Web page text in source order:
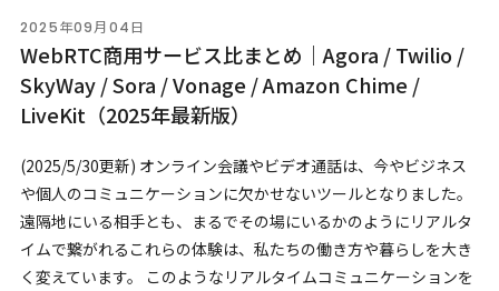
2025年09月04日
WebRTC商用サービス比まとめ｜Agora / Twilio /
SkyWay / Sora / Vonage / Amazon Chime /
LiveKit（2025年最新版）
(2025/5/30更新) オンライン会議やビデオ通話は、今やビジネス
や個人のコミュニケーションに欠かせないツールとなりました。
遠隔地にいる相手とも、まるでその場にいるかのようにリアルタ
イムで繋がれるこれらの体験は、私たちの働き方や暮らしを大き
く変えています。 このようなリアルタイムコミュニケーションを